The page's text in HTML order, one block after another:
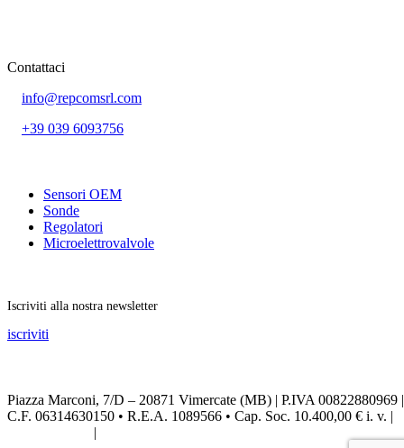
Contattaci
info@repcomsrl.com
+39 039 6093756
Sensori OEM
Sonde
Regolatori
Microelettrovalvole
Iscriviti alla nostra newsletter
iscriviti
Piazza Marconi, 7/D – 20871 Vimercate (MB) | P.IVA 00822880969 |
C.F. 06314630150 • R.E.A. 1089566 • Cap. Soc. 10.400,00 € i. v. |